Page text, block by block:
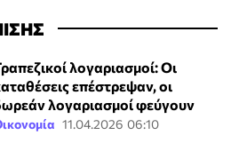
λογαριασμοί: Οι
επέστρεψαν, οι
λογαριασμοί φεύγουν
11.04.2026 06:10